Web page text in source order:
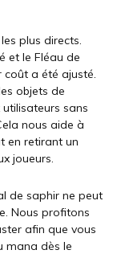
plus directs.
et le Fléau de
coût a été ajusté.
objets de
sans
nous aide à
en retirant un
joueurs.
de saphir ne peut
Nous profitons
afin que vous
mana dès le